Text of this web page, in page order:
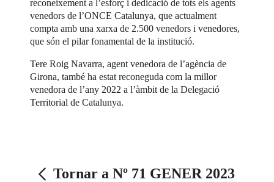
reconeixement a l’esforç i dedicació de tots els agents
venedors de l’ONCE Catalunya, que actualment
compta amb una xarxa de 2.500 venedors i venedores,
que són el pilar fonamental de la institució.
Tere Roig Navarra, agent venedora de l’agència de
Girona, també ha estat reconeguda com la millor
venedora de l’any 2022 a l’àmbit de la Delegació
Territorial de Catalunya.
Tornar a Nº 71 GENER 2023